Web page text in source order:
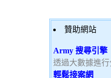
贊助網站
Army 搜尋引擎
透過大數據進
輕鬆接案網